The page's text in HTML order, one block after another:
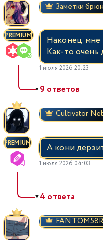
PREMIUM
Заметки
Наконец мне
Как-то очень
1 июля 2026 20:23
▼9 ответов
PREMIUM
Cultivator
А кони
1 июля 2026 04:03
▼4 ответа